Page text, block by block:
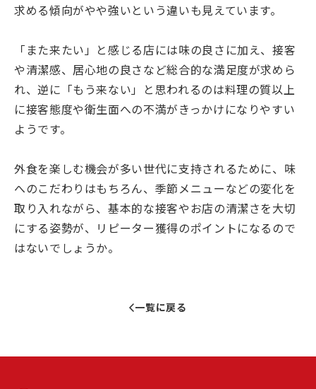
求める傾向がやや強いという違いも見えています。
「また来たい」と感じる店には味の良さに加え、接客
や清潔感、居心地の良さなど総合的な満足度が求めら
れ、逆に「もう来ない」と思われるのは料理の質以上
に接客態度や衛生面への不満がきっかけになりやすい
ようです。
外食を楽しむ機会が多い世代に支持されるために、味
へのこだわりはもちろん、季節メニューなどの変化を
取り入れながら、基本的な接客やお店の清潔さを大切
にする姿勢が、リピーター獲得のポイントになるので
はないでしょうか。
一覧に戻る